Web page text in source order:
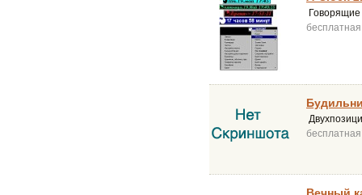
бесплатная
бесплатная